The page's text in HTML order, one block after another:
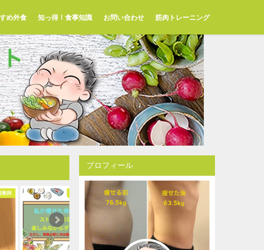
め外食 知っ得！食事知識 お問い合わせ 筋肉トレーニング
教師 ダイエット家庭教師 ダイエットグルメ
プロフィール